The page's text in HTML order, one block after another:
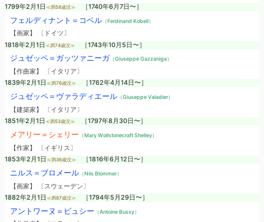
1799年2月1日 ≪満58歳没≫ ［1740年6月7日〜］
フェルディナント＝コベル（Ferdinand Kobell）
【画家】 〔ドイツ〕
1818年2月1日 ≪満74歳没≫ ［1743年10月5日〜］
ジュゼッペ＝ガッツァニーガ （Giuseppe Gazzaniga）
【作曲家】 〔イタリア〕
1839年2月1日 ≪満76歳没≫ ［1762年4月14日〜］
ジュゼッペ＝ヴァラディエール（Giuseppe Valadier）
【建築家】 〔イタリア〕
1851年2月1日 ≪満53歳没≫ ［1797年8月30日〜］
メアリー＝シェリー （Mary Wollstonecraft Shelley）
【作家】 〔イギリス〕
1853年2月1日 ≪満36歳没≫ ［1816年6月12日〜］
ニルス＝ブロメール（Nils Blommer）
【画家】 〔スウェーデン〕
1882年2月1日 ≪満87歳没≫ ［1794年5月29日〜］
アントワーヌ＝ビュシー （Antoine Bussy）